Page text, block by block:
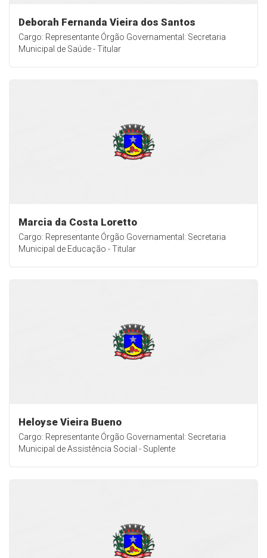
Deborah Fernanda Vieira dos Santos
Cargo: Representante Órgão Governamental: Secretaria
Municipal de Saúde - Titular
Marcia da Costa Loretto
Cargo: Representante Órgão Governamental: Secretaria
Municipal de Educação - Titular
Heloyse Vieira Bueno
Cargo: Representante Órgão Governamental: Secretaria
Municipal de Assistência Social - Suplente